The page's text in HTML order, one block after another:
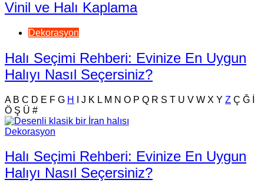
Vinil ve Halı Kaplama
Dekorasyon
Halı Seçimi Rehberi: Evinize En Uygun
Halıyı Nasıl Seçersiniz?
A B C D E F G H J K L M N O P Q R S T U V W X Y Z Ç Ğ
Ö Ş Ü #
Dekorasyon
Halı Seçimi Rehberi: Evinize En Uygun
Halıyı Nasıl Seçersiniz?